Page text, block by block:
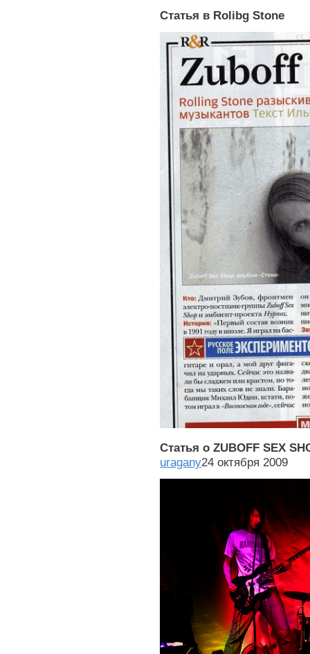
Статья в Rolibg Stone
Статья о ZUBOFF SEX
uragany24 октября 2009